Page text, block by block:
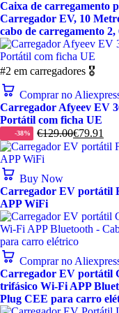
Caixa de carregamento
Carregador EV, 10
cabo de carregamento
#2 em carregadores 🎖️
Comprar no
Carregador Afyeev EV
Portátil com ficha UE
-38% €129.00€79.91
Buy Now
Carregador EV portátil
APP WiFi
Comprar no
Carregador EV portátil
trifásico Wi-Fi APP
Plug CEE para carro